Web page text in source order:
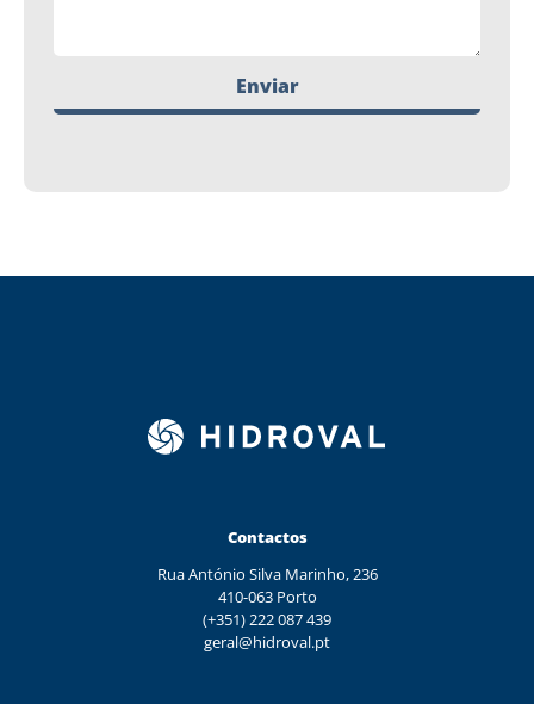
Enviar
Contactos
Rua António Silva Marinho, 236
410-063 Porto
(+351) 222 087 439
geral@hidroval.pt